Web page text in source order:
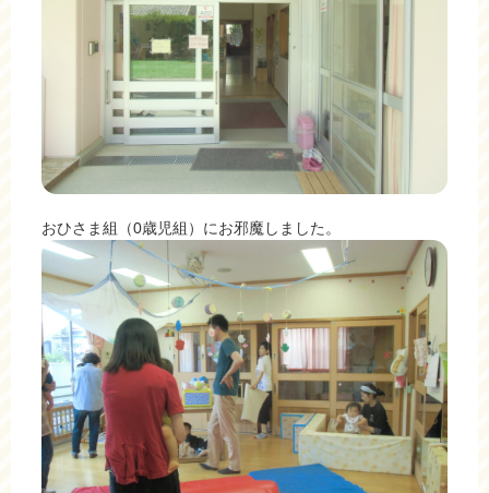
おひさま組（0歳児組）にお邪魔しました。